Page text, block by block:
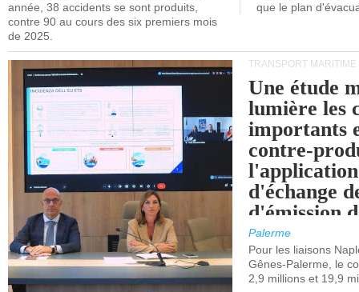
année, 38 accidents se sont produits,
contre 90 au cours des six premiers mois
de 2025.
que le plan
TRANSPORT MARITIME
Une étude
lumière les
importants
contre-
d'échange
d'émission
(SEQE-UE)
maritimes
occidentale.
Palerme
Pour les liaisons
Gênes-Palerme, le
2,9 millions et 19,9